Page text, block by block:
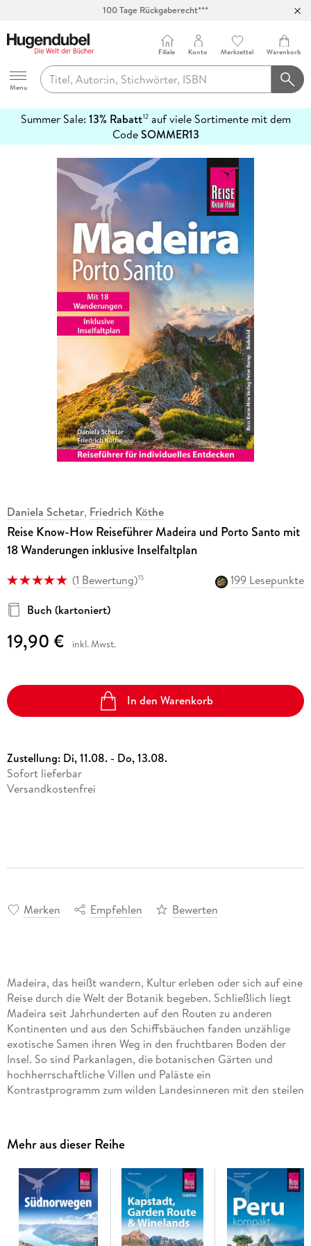
100 Tage Rückgaberecht***
Hugendubel
Menu
Filiale Konto Merkzettel Warenkorb
Summer Sale: 13% Rabatt12auf viele Sortimente mit dem
CodeSOMMER13
erfahren
Daniela Schetar, Friedrich Köthe
Reise Know-How Reiseführer Madeira und Porto Santo mit
18 Wanderungen inklusive Inselfaltplan
(1 Bewertung)15
199 Lesepunkte
Buch (kartoniert)
19,90 € inkl. Mwst.
In den Warenkorb
Zustellung: Di, 11.08. - Do, 13.08.
Sofort lieferbar
Versandkostenfrei
Merken Empfehlen Bewerten
Madeira, das heißt wandern, Kultur erleben oder sich auf eine
Reise durch die Welt der Botanik begeben. Schließlich liegt
Madeira seit Jahrhunderten auf den Routen zu anderen
Kontinenten und aus den Schiffsbäuchen fanden unzählige
exotische Samen ihren Weg in den fruchtbaren Boden der
Insel. So sind Parkanlagen, die botanischen Gärten und
hochherrschaftliche Villen und Paläste ein
Kontrastprogramm zum wilden Landesinneren mit den steilen
Das steckt in unserem Reiseführer Madeira | Porto Santo:
- Übersichtsseiten mit Beschreibungen aller Regionen:
Funchal und Umgebung, der Südwesten - zwischen Funchal
und Calheta, die Nordküste - von São Vicente bis Porto da
Cruz, der Südosten - von Caniço bis Ponta de São Lourenço,
Porto Santo
- Eine Jahresübersicht zu Festen und Veranstaltungen
Mehr aus dieser Reihe